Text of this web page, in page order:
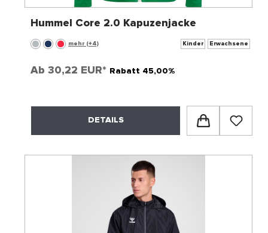
Hummel Core 2.0 Kapuzenjacke
mehr (+4) Kinder Erwachsene
Ab 30,22 EUR* Rabatt 45,00%
DETAILS